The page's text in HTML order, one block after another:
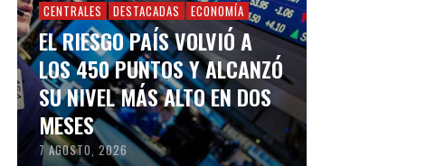
CENTRALES DESTACADAS ECONOMÍA
EL RIESGO PAÍS VOLVIÓ A
LOS 450 PUNTOS Y ALCANZÓ
SU NIVEL MÁS ALTO EN DOS
MESES
7 AGOSTO, 2026